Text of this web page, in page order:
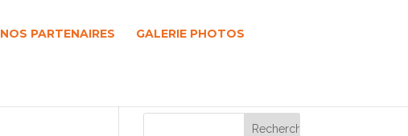
NOS PARTENAIRES GALERIE PHOTOS